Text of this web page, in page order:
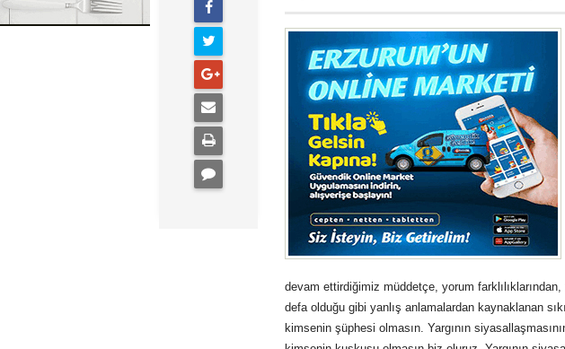
devam ettirdiğimiz müddetçe, yorum
defa olduğu gibi yanlış anlamalardan kaynaklanan
kimsenin şüphesi olmasın. Yargının